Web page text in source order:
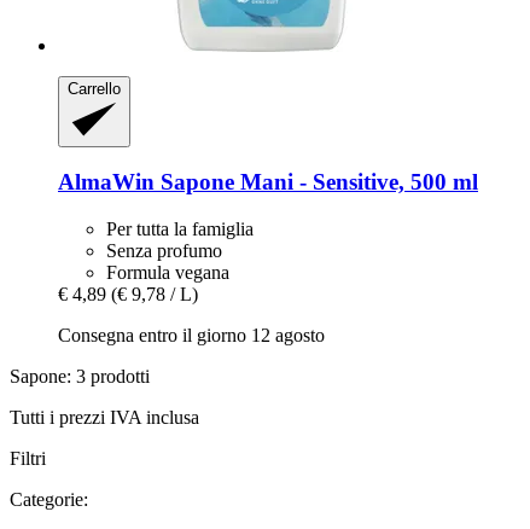
Carrello
AlmaWin Sapone Mani -​ Sensitive, 500 ml
Per tutta la famiglia
Senza profumo
Formula vegana
€ 4,89 (€ 9,78 / L)
Consegna entro il giorno 12 agosto
Sapone: 3 prodotti
Tutti i prezzi IVA inclusa
Filtri
Categorie: